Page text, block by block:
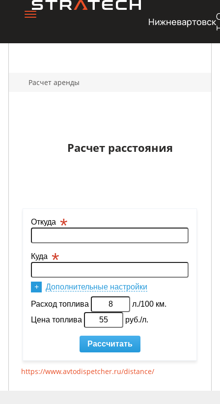
Нижневартовск
Расчет аренды
Расчет расстояния
https://www.avtodispetcher.ru/distance/